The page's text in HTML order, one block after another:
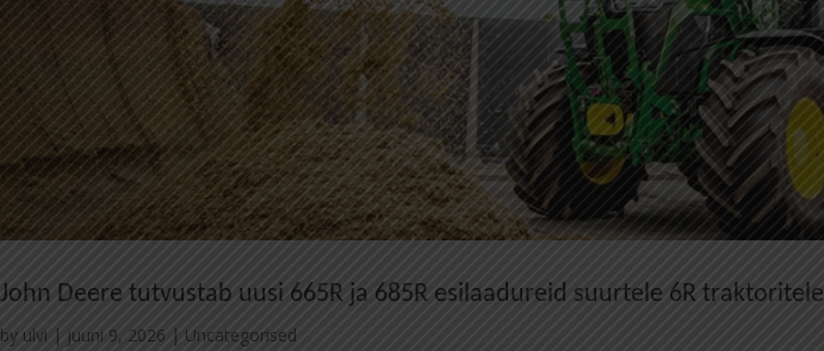
John Deere tutvustab uusi 665R ja 685R esilaadureid suurtele 6R traktoritele
by ulvi | juuni 9, 2026 | Uncategorised